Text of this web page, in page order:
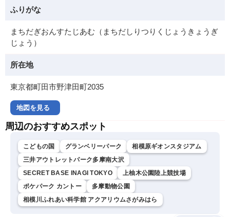
ふりがな
まちだぎおんすたじあむ（まちだしりつりくじょうきょうぎ
じょう）
所在地
東京都町田市野津田町2035
地図を見る
周辺のおすすめスポット
こどもの国 グランベリーパーク
相模原ギオンスタジアム
三井アウトレットパーク多摩南大沢
SECRET BASE INAGI TOKYO
上柚木公園陸上競技場
ポケパーク カントー
多摩動物公園
相模川ふれあい科学館 アクアリウムさがみはら